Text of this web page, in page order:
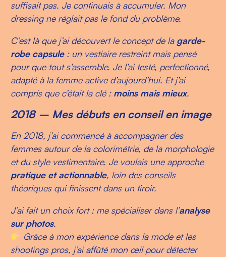
suffisait pas. Je continuais à accumuler. Mon
dressing ne réglait pas le fond du problème.
C’est là que j’ai découvert le concept de la garde-
robe capsule: un vestiaire restreint mais pensé
pour que tout s’assemble. Je l’ai testé, perfectionné,
adapté à la femme active d’aujourd’hui. Et j’ai
compris que c’était la clé : moins mais mieux.
2018 – Mes débuts en conseil en image
En 2018, j’ai commencé à accompagner des
femmes autour de la colorimétrie, de la morphologie
et du style vestimentaire. Je voulais une approche
pratique et actionnable, loin des conseils
théoriques qui finissent dans un tiroir.
J’ai fait un choix fort : me spécialiser dans l’analyse
sur photos.
Grâce à mon expérience dans la mode et les
shootings pros, j’ai affûté mon œil pour détecter